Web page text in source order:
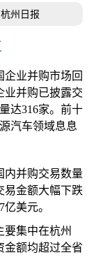
州日报
企业并购市场回
业并购已披露交
达316家。前十
汽车领域息息
内并购交易数量
易金额大幅下跌
美元。
要集中在杭州
金额均超过全省